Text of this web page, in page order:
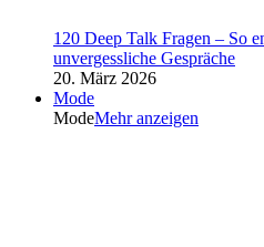
120 Deep Talk Fragen – So
unvergessliche Gespräche
20. März 2026
Mode
ModeMehr anzeigen